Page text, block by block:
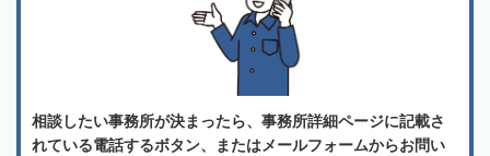
相談したい事務所が決まったら、事務所詳細ページに記載さ
れている電話するボタン、またはメールフォームからお問い